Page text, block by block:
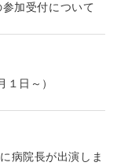
加受付について
日～）
病院長が出演しま